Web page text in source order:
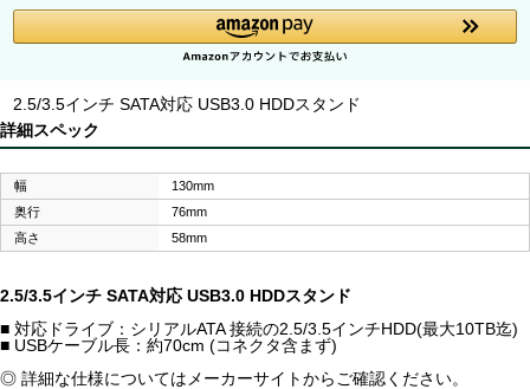
2.5/3.5インチ SATA対応 USB3.0 HDDスタンド
詳細スペック
幅
130mm
奥行
76mm
高さ
58mm
2.5/3.5インチ SATA対応 USB3.0 HDDスタンド
■ 対応ドライブ：シリアルATA 接続の2.5/3.5インチHDD(最大10TB迄)
■ USBケーブル長：約70cm (コネクタ含まず)
◎ 詳細な仕様についてはメーカーサイトからご確認ください。